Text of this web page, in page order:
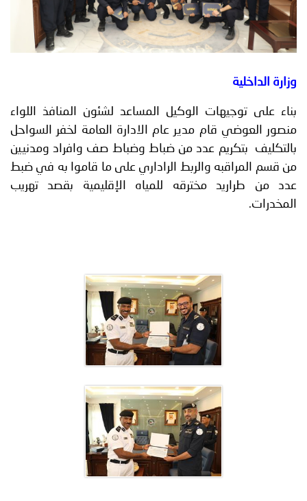
نحن
اتصل
بنا
وزارة الداخلية
بناء على توجيهات الوكيل المساعد لشئون المنافذ اللواء
منصور العوضي قام مدير عام الادارة العامة لخفر السواحل
بالتكليف بتكريم عدد من ضباط وضباط صف وافراد ومدنيين
من قسم المراقبه والربط الراداري على ما قاموا به في ضبط
عدد من طراريد مخترقه للمياه الإقليمية بقصد تهريب
المخدرات.